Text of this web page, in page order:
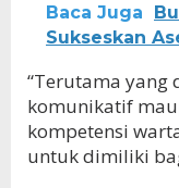
Baca Juga
Sukseskan
“Terutama
komunikatif
kompetensi
untuk dimiliki